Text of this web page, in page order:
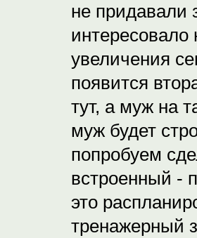
не придавали
интересовало
увеличения
появится
тут, а муж на
муж будет
попробуем
встроенный -
это
тренажерный